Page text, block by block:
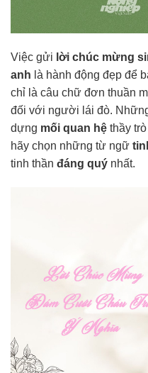
Việc gửi lời chúc mừng
anh là hành động đẹp để
chỉ là câu chữ đơn thuần
đối với người lái đò.
dựng mối quan hệ thầy
hãy chọn những từ ngữ
tinh thần đáng quý nhất.